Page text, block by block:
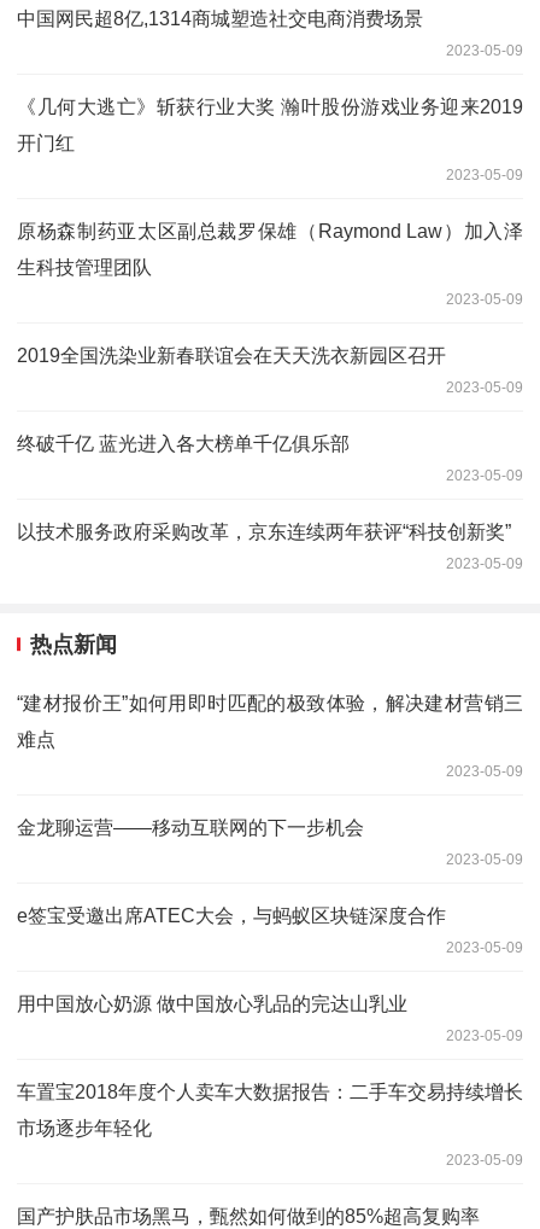
中国网民超8亿,1314商城塑造社交电商消费场景
2023-05-09
《几何大逃亡》斩获行业大奖 瀚叶股份游戏业务迎来2019
开门红
2023-05-09
原杨森制药亚太区副总裁罗保雄（Raymond Law）加入泽
生科技管理团队
2023-05-09
2019全国洗染业新春联谊会在天天洗衣新园区召开
2023-05-09
终破千亿 蓝光进入各大榜单千亿俱乐部
2023-05-09
以技术服务政府采购改革，京东连续两年获评“科技创新奖”
2023-05-09
热点新闻
“建材报价王”如何用即时匹配的极致体验，解决建材营销三
难点
2023-05-09
金龙聊运营——移动互联网的下一步机会
2023-05-09
e签宝受邀出席ATEC大会，与蚂蚁区块链深度合作
2023-05-09
用中国放心奶源 做中国放心乳品的完达山乳业
2023-05-09
车置宝2018年度个人卖车大数据报告：二手车交易持续增长
市场逐步年轻化
2023-05-09
国产护肤品市场黑马，甄然如何做到的85%超高复购率